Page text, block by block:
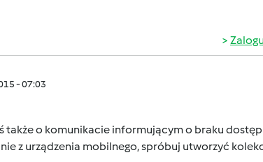
- 07:03
także o komunikacie informującym o braku
z urządzenia mobilnego, spróbuj utworzyć